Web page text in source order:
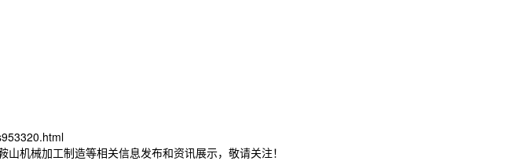
山机械加工制造等相关信息发布和资讯展示，敬请关注！